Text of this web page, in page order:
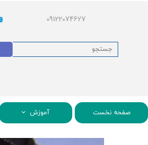
09122074627
صفحه نخست آموزش